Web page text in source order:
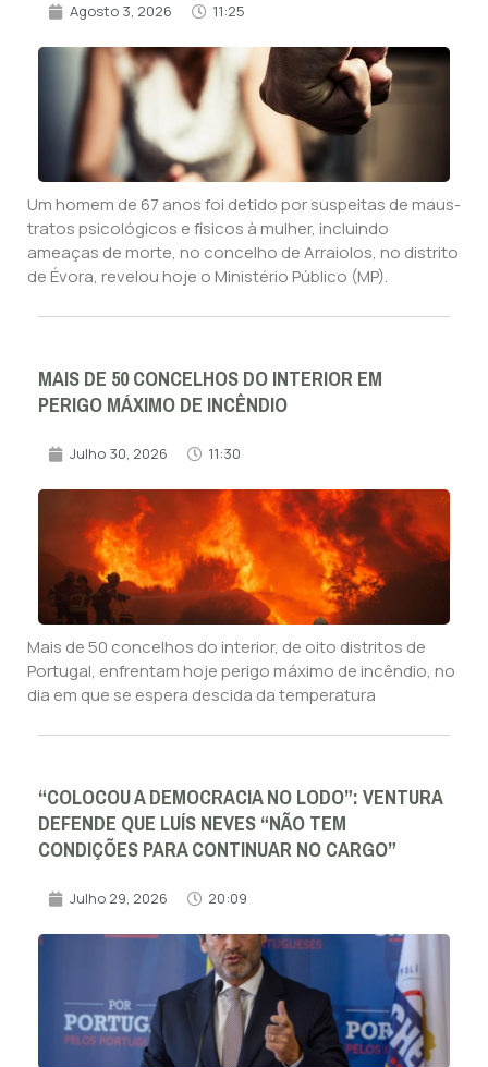
Agosto 3, 2026 11:25
Um homem de 67 anos foi detido por suspeitas de maus-
tratos psicológicos e físicos à mulher, incluindo
ameaças de morte, no concelho de Arraiolos, no distrito
de Évora, revelou hoje o Ministério Público (MP).
MAIS DE 50 CONCELHOS DO INTERIOR EM
PERIGO MÁXIMO DE INCÊNDIO
Julho 30, 2026 11:30
Mais de 50 concelhos do interior, de oito distritos de
Portugal, enfrentam hoje perigo máximo de incêndio, no
dia em que se espera descida da temperatura
“COLOCOU A DEMOCRACIA NO LODO”: VENTURA
DEFENDE QUE LUÍS NEVES “NÃO TEM
CONDIÇÕES PARA CONTINUAR NO CARGO”
Julho 29, 2026 20:09